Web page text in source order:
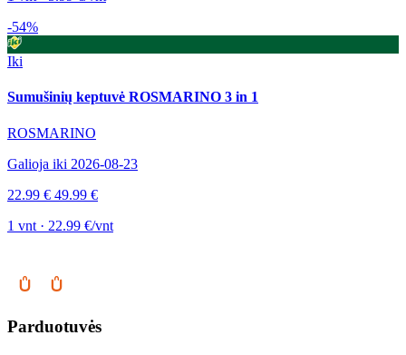
-54%
Iki
Sumušinių keptuvė ROSMARINO 3 in 1
ROSMARINO
Galioja iki 2026-08-23
22.99 € 49.99 €
1 vnt · 22.99 €/vnt
Parduotuvės